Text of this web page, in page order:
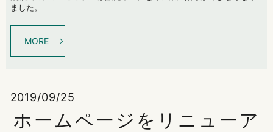
ました。
MORE
2019/09/25
ホームページをリニューア